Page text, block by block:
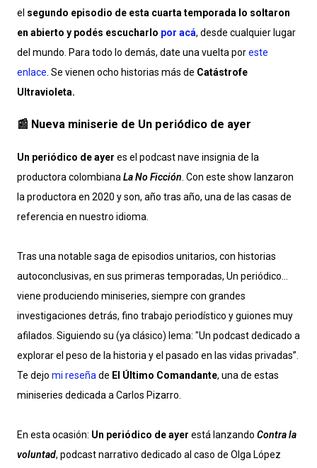
el segundo episodio de esta cuarta temporada lo soltaron
en abierto y podés escucharlo por acá, desde cualquier lugar
del mundo. Para todo lo demás, date una vuelta poreste
enlace . Se vienen ocho historias más de Catástrofe
Ultravioleta.
📰 Nueva miniserie de Un periódico de ayer
Un periódico de ayer es el podcast nave insignia de la
productora colombianaLa No Ficción. Con este show lanzaron
la productora en 2020 y son, año tras año, una de las casas de
referencia en nuestro idioma.
Tras una notable saga de episodios unitarios, con historias
autoconclusivas, en sus primeras temporadas, Un periódico…
viene produciendo miniseries, siempre con grandes
investigaciones detrás, fino trabajo periodístico y guiones muy
afilados. Siguiendo su (ya clásico) lema: "Un podcast dedicado a
explorar el peso de la historia y el pasado en las vidas privadas”.
Te dejo mi reseñade El Último Comandante, una de estas
miniseries dedicada a Carlos Pizarro.
En esta ocasión: Un periódico de ayer está lanzando Contra la
voluntad, podcast narrativo dedicado al caso de Olga López